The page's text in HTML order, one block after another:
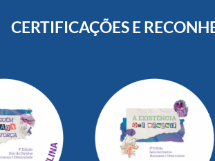
CERTIFICAÇÕES E